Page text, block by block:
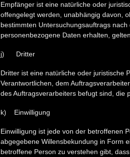
Empfänger ist eine natürliche oder
offengelegt werden, unabhängig davon,
bestimmten Untersuchungsauftrags
personenbezogene Daten erhalten,
j) Dritter
Dritter ist eine natürliche oder juristische
Verantwortlichen, dem
des Auftragsverarbeiters befugt sind, die
k) Einwilligung
Einwilligung ist jede von der betroffenen
abgegebene Willensbekundung in Form
betroffene Person zu verstehen gibt,